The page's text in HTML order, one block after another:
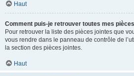
Haut
Comment puis-je retrouver toutes mes
Pour retrouver la liste des pièces jointes que
vous rendre dans le panneau de contrôle de
la section des pièces jointes.
Haut